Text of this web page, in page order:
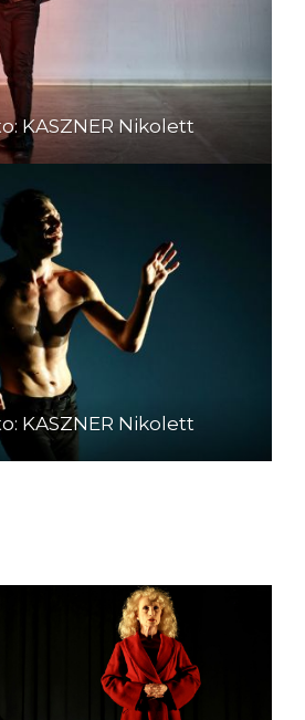
KASZNER Nikolett
KASZNER Nikolett